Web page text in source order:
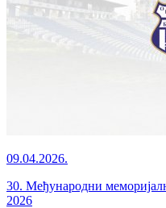
09.04.2026.
30. Међународни
2026